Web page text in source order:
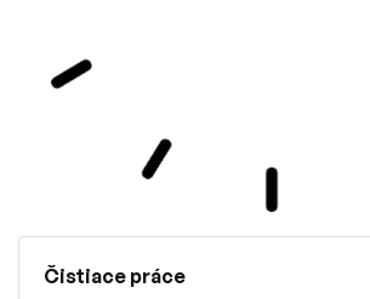
Čistiace práce